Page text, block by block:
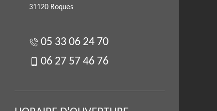
31120 Roques
05 33 06 24 70
06 27 57 46 76